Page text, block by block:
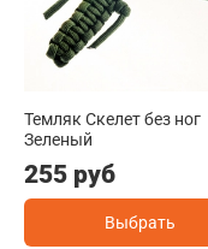
Темляк Скелет без ног
Зеленый
255 руб
Выбрать